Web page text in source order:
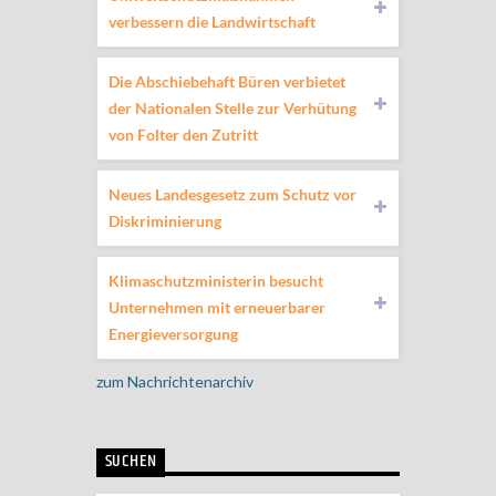
verbessern die Landwirtschaft
Die Abschiebehaft Büren verbietet
der Nationalen Stelle zur Verhütung
von Folter den Zutritt
Neues Landesgesetz zum Schutz vor
Diskriminierung
Klimaschutzministerin besucht
Unternehmen mit erneuerbarer
Energieversorgung
zum Nachrichtenarchiv
SUCHEN